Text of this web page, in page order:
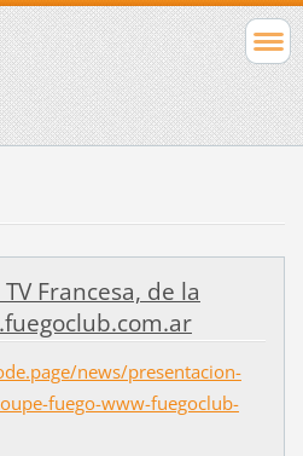
Francesa, de la
news/presentacion-
fuego-www-fuegoclub-